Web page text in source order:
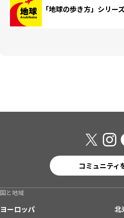
「地球の歩き方」シリー
コミュニティ
国と地域
ヨーロッパ
北